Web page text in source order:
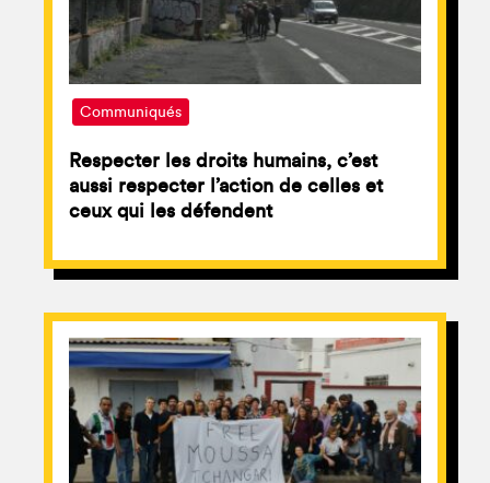
Communiqués
Respecter les droits humains, c’est
aussi respecter l’action de celles et
ceux qui les défendent